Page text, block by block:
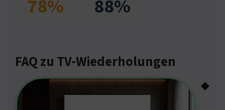
78% 88%
FAQ zu TV-Wiederholungen
◆